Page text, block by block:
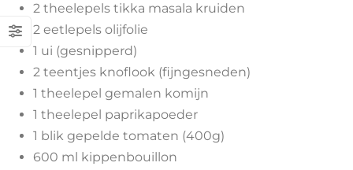
2 theelepels tikka masala kruiden
2 eetlepels olijfolie
1 ui (gesnipperd)
2 teentjes knoflook (fijngesneden)
1 theelepel gemalen komijn
1 theelepel paprikapoeder
1 blik gepelde tomaten (400g)
600 ml kippenbouillon